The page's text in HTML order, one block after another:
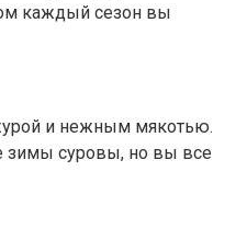
каждый сезон вы
и нежным мякотью.
зимы суровы, но вы все